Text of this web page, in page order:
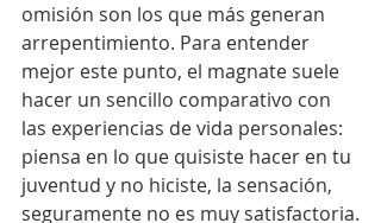
omisión son los que más generan
arrepentimiento. Para entender
mejor este punto, el magnate suele
hacer un sencillo comparativo con
las experiencias de vida personales:
piensa en lo que quisiste hacer en tu
juventud y no hiciste, la sensación,
seguramente no es muy satisfactoria.